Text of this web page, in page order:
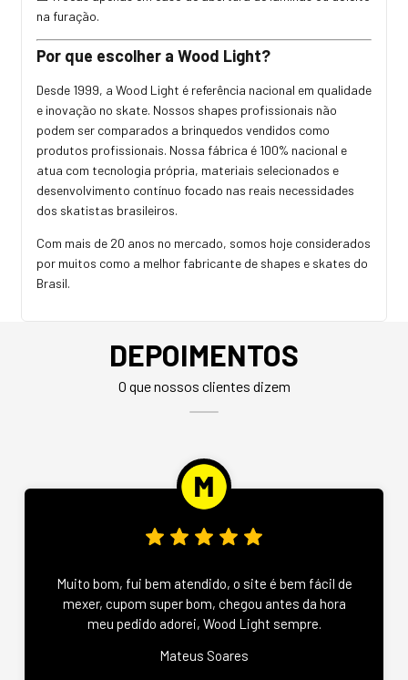
na furação.
Por que escolher a Wood Light?
Desde 1999, a Wood Light é referência nacional em qualidade
e inovação no skate. Nossos shapes profissionais não
podem ser comparados a brinquedos vendidos como
produtos profissionais. Nossa fábrica é 100% nacional e
atua com tecnologia própria, materiais selecionados e
desenvolvimento contínuo focado nas reais necessidades
dos skatistas brasileiros.
Com mais de 20 anos no mercado, somos hoje considerados
por muitos como a melhor fabricante de shapes e skates do
Brasil.
DEPOIMENTOS
O que nossos clientes dizem
Muito bom, fui bem atendido, o site é bem fácil de
mexer, cupom super bom, chegou antes da hora
meu pedido adorei, Wood Light sempre.
Mateus Soares